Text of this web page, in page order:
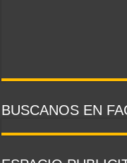
BUSCANOS EN